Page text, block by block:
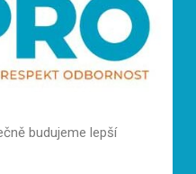
budujeme lepší